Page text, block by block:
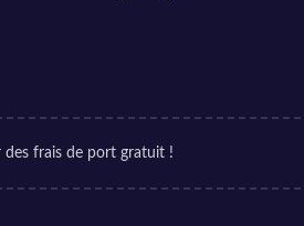
frais de port gratuit !